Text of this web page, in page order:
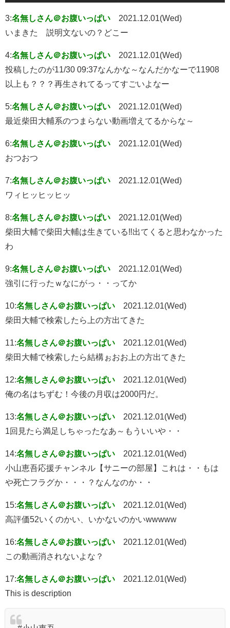
3:名無しさん＠お腹いっぱい
2021.12.01(Wed)
いまきた 説明文ないの？どこー
4:名無しさん＠お腹いっぱい
2021.12.01(Wed)
投稿したのが11/30 09:37なんかな～なんだかなーで11908
以上も？？？再生されてるってすごいよなー
5:名無しさん＠お腹いっぱい
2021.12.01(Wed)
最近柴田大輔系のつまらない動画増えてるからな～
6:名無しさん＠お腹いっぱい
2021.12.01(Wed)
おつおつ
7:名無しさん＠お腹いっぱい
2021.12.01(Wed)
ワィヒッヒッヒッ
8:名無しさん＠お腹いっぱい
2021.12.01(Wed)
柴田大輔で柴田大輔は生きている‼️出てくると思わなかった
わ
9:名無しさん＠お腹いっぱい
2021.12.01(Wed)
強引に行ったｗなにがっ・・ってか
10:名無しさん＠お腹いっぱい
2021.12.01(Wed)
柴田大輔で検索したら上の方出てきた
11:名無しさん＠お腹いっぱい
2021.12.01(Wed)
柴田大輔で検索したら結構ぉおお上の方出てきた
12:名無しさん＠お腹いっぱい
2021.12.01(Wed)
俺の名はちずむ！今後の月収は2000円だ。
13:名無しさん＠お腹いっぱい
2021.12.01(Wed)
1回見たら満足しちゃったなあ～もういいや・・
14:名無しさん＠お腹いっぱい
2021.12.01(Wed)
小山恵吾応援チャンネル【サニーの部屋】これは・・もは
や死亡フラグか・・・？なんなのか・・
15:名無しさん＠お腹いっぱい
2021.12.01(Wed)
高評価52いくのかい、いかないのかいwwwww
16:名無しさん＠お腹いっぱい
2021.12.01(Wed)
この動画消されないよな？
17:名無しさん＠お腹いっぱい
2021.12.01(Wed)
This is description